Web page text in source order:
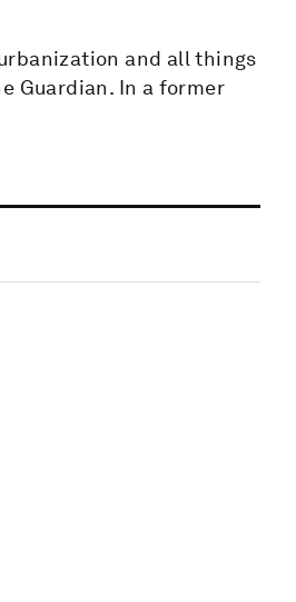
and all things
Guardian. In a former